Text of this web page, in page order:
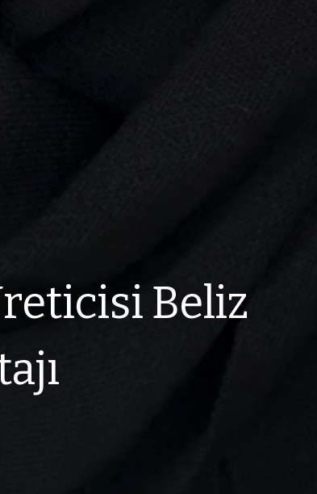
Beliz